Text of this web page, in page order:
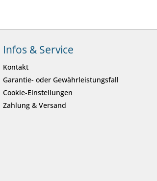
Infos & Service
Kontakt
Garantie- oder Gewährleistungsfall
Cookie-Einstellungen
Zahlung & Versand